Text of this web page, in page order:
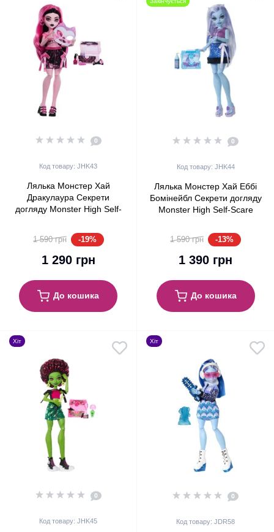
0
Код товару: JHK43
Лялька Монстер Хай
Дракулаура Секрети
догляду Monster High Self-
Mattel (JHK43)
1 590 грн -19%
1 290 грн
До кошика
0
Код товару: JHK44
Лялька Монстер Хай Еббі
Бомінейбл Секрети догляду
Monster High Self-Scare
Mattel (JHK44)
1 590 грн -13%
1 390 грн
До кошика
Хіт
0
Код товару: JHK45
Хіт
0
Код товару: JDR58